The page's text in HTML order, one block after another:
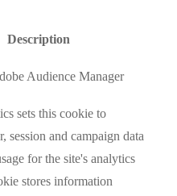
Description
Audience Manager
sets this cookie to
session and campaign data
for the site's analytics
stores information